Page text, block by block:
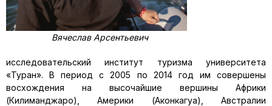
Вячеслав Арсентьевич
исследовательский институт туризма университета
«Туран». В период с 2005 по 2014 год им совершены
восхождения на высочайшие вершины Африки
(Килиманджаро), Америки (Аконкагуа), Австралии